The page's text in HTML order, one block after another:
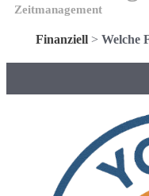
Zeitmanagement
Finanziell > Welche